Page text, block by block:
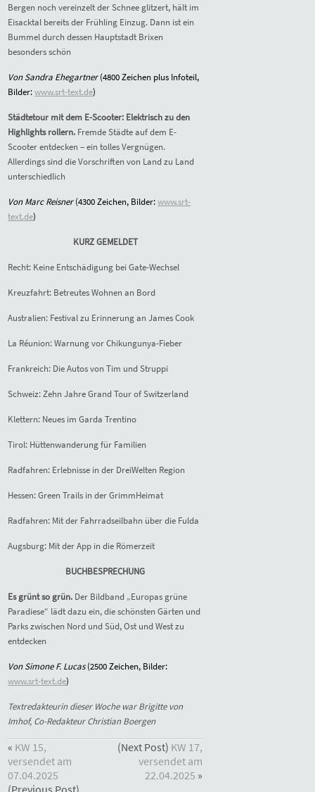
Bergen noch vereinzelt der Schnee glitzert, hält im
Eisacktal bereits der Frühling Einzug. Dann ist ein
Bummel durch dessen Hauptstadt Brixen
besonders schön
Von Sandra Ehegartner(4800 Zeichen plus Infoteil,
Bilder:www.srt-text.de)
Städtetour mit dem E-Scooter: Elektrisch zu den
Highlights rollern. Fremde Städte auf dem E-
Scooter entdecken – ein tolles Vergnügen.
Allerdings sind die Vorschriften von Land zu Land
unterschiedlich
Von Marc Reisner(4300 Zeichen, Bilder:www.srt-
text.de)
KURZ GEMELDET
Recht: Keine Entschädigung bei Gate-Wechsel
Kreuzfahrt: Betreutes Wohnen an Bord
Australien: Festival zu Erinnerung an James Cook
La Réunion: Warnung vor Chikungunya-Fieber
Frankreich: Die Autos von Tim und Struppi
Schweiz: Zehn Jahre Grand Tour of Switzerland
Klettern: Neues im Garda Trentino
Tirol: Hüttenwanderung für Familien
Radfahren: Erlebnisse in der DreiWelten Region
Hessen: Green Trails in der GrimmHeimat
Radfahren: Mit der Fahrradseilbahn über die Fulda
Augsburg: Mit der App in die Römerzeit
BUCHBESPRECHUNG
Es grünt so grün. Der Bildband „Europas grüne
Paradiese“ lädt dazu ein, die schönsten Gärten und
Parks zwischen Nord und Süd, Ost und West zu
entdecken
Von Simone F. Lucas(2500 Zeichen, Bilder:
www.srt-text.de)
Textredakteurin dieser Woche war Brigitte von
Imhof, Co-Redakteur Christian Boergen
« KW 15,
versendet am
07.04.2025
(Previous Post)
(Next Post) KW 17,
versendet am
22.04.2025 »